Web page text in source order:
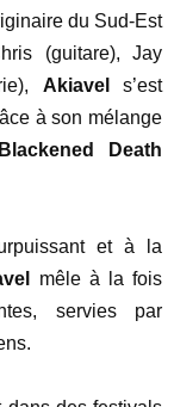
du Sud-Est
(guitare), Jay
Akiavel
s’est
à son mélange
Blackened Death
et à la
mêle à la fois
servies par